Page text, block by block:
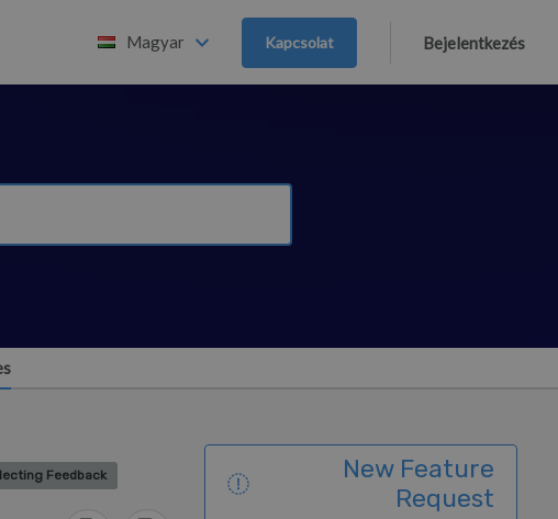
Magyar Kapcsolat Bejelentkezés
Feedback
New Feature
Request